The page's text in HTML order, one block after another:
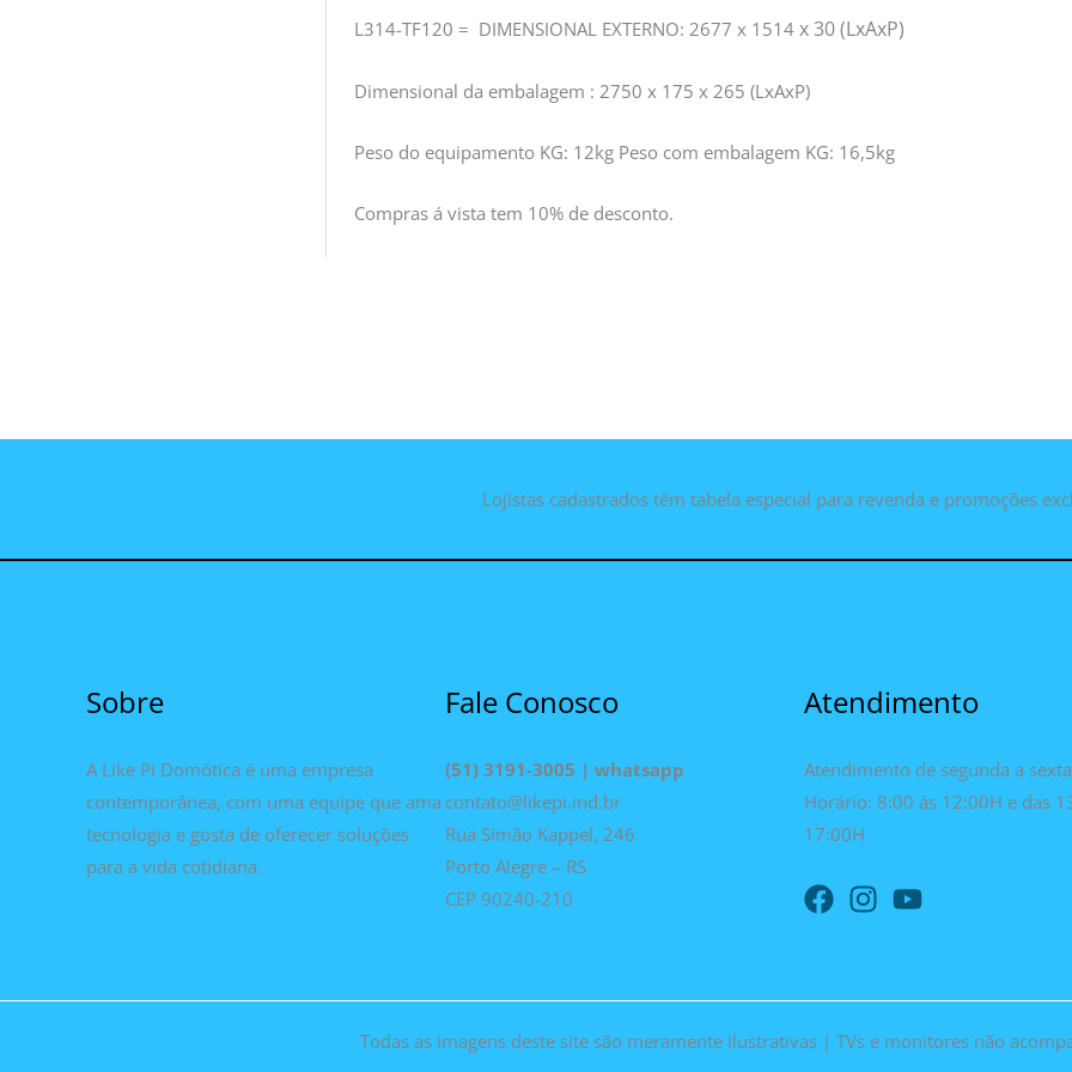
L314-TF120 = DIMENSIONAL EXTERNO: 2677 x 1514x 30 (LxAxP)
Dimensional da embalagem : 2750 x 175 x 265 (LxAxP)
Peso do equipamento KG: 12kg Peso com embalagem KG: 16,5kg
Compras á vista tem 10% de desconto.
Lojistas cadastrados têm tabela especial para revenda e promoções
Sobre
A Like Pi Domótica é uma empresa
contemporânea, com uma equipe que ama
tecnologia e gosta de oferecer soluções
para a vida cotidiana.
Fale Conosco
(51) 3191-3005 | whatsapp
contato@likepi.ind.br
Rua Simão Kappel, 246
Porto Alegre – RS
CEP 90240-210
Atendimento
Atendimento de segunda a
Horário: 8:00 ás 12:00H e das
17:00H
Todas as imagens deste site são meramente ilustrativas | TVs e monitores não